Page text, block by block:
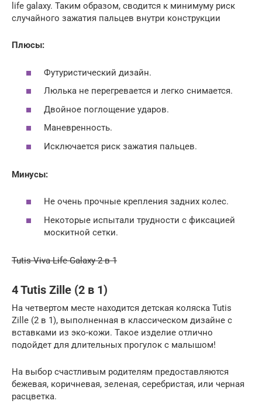
life galaxy. Таким образом, сводится к минимуму риск
случайного зажатия пальцев внутри конструкции
Плюсы:
Футуристический дизайн.
Люлька не перегревается и легко снимается.
Двойное поглощение ударов.
Маневренность.
Исключается риск зажатия пальцев.
Минусы:
Не очень прочные крепления задних колес.
Некоторые испытали трудности с фиксацией
москитной сетки.
Tutis Viva Life Galaxy 2 в 1
4 Tutis Zille (2 в 1)
На четвертом месте находится детская коляска Tutis
Zille (2 в 1), выполненная в классическом дизайне с
вставками из эко-кожи. Такое изделие отлично
подойдет для длительных прогулок с малышом!
На выбор счастливым родителям предоставляются
бежевая, коричневая, зеленая, серебристая, или черная
расцветка.